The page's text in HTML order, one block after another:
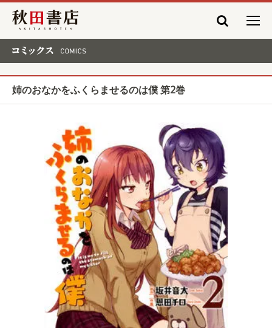
秋田書店
姉のおなかをふくらませるのは僕 第2巻